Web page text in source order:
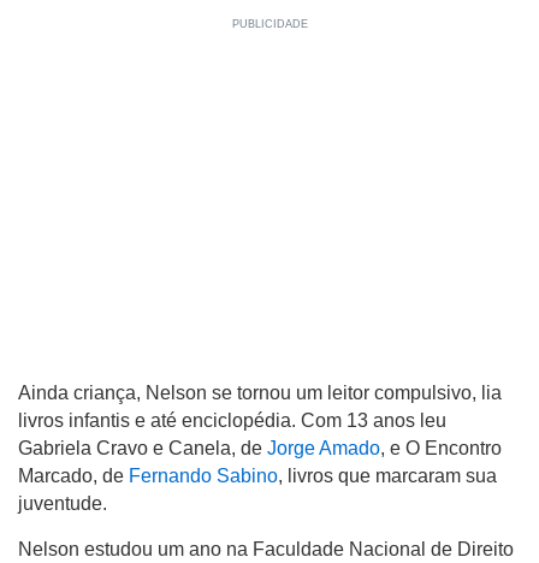
Ainda criança, Nelson se tornou um leitor compulsivo, lia
livros infantis e até enciclopédia. Com 13 anos leu
Gabriela Cravo e Canela, de Jorge Amado, e O Encontro
Marcado, de Fernando Sabino, livros que marcaram sua
juventude.
Nelson estudou um ano na Faculdade Nacional de Direito